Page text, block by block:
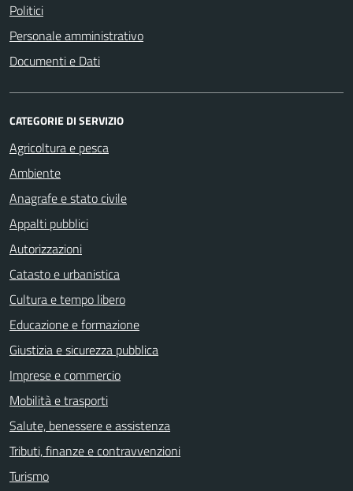
Politici
Personale amministrativo
Documenti e Dati
CATEGORIE DI SERVIZIO
Agricoltura e pesca
Ambiente
Anagrafe e stato civile
Appalti pubblici
Autorizzazioni
Catasto e urbanistica
Cultura e tempo libero
Educazione e formazione
Giustizia e sicurezza pubblica
Imprese e commercio
Mobilità e trasporti
Salute, benessere e assistenza
Tributi, finanze e contravvenzioni
Turismo